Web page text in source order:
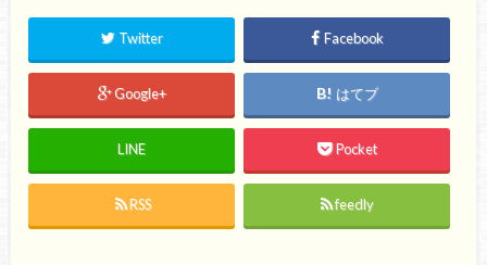
Twitter Facebook
Google+ はてブ
LINE Pocket
RSS feedly